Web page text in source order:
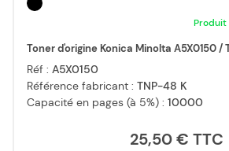
Produit
Toner d'origine Konica Minolta A5X0150 /
Réf : A5X0150
Référence fabricant : TNP-48 K
Capacité en pages (à 5%) : 10000
25,50 €